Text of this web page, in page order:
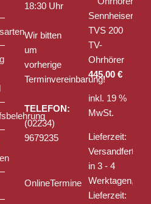
18:30 Uhr
Wir bitten
um
vorherige
Terminvereinbarung!
TELEFON:
(02234)
9679235
OnlineTermine
Sennheiser
TVS 200
TV-
Ohrhörer
445,00 €
inkl. 19 %
MwSt.
Lieferzeit:
Versandfertig
in 3 - 4
Werktagen,
Lieferzeit: